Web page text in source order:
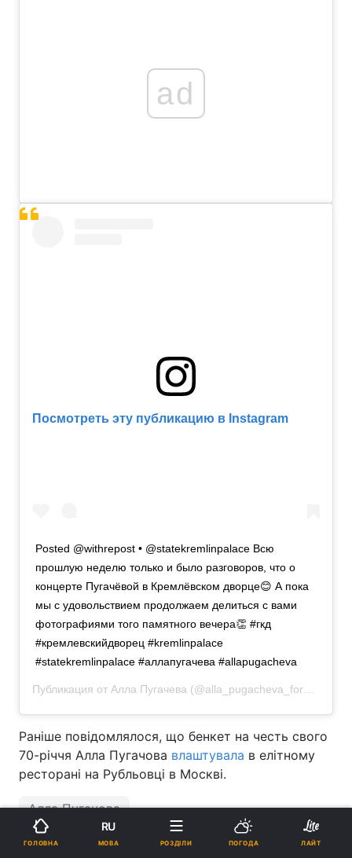
ad
Посмотреть эту публикацию в Instagram
Posted @withrepost • @statekremlinpalace Всю
прошлую неделю только и было разговоров, что о
концерте Пугачёвой в Кремлёвском дворце😊 А пока
мы с удовольствием продолжаем делиться с вами
фотографиями того памятного вечера👏 #гкд
#кремлевскийдворец #kremlinpalace
#statekremlinpalace #аллапугачева #allapugacheva
Публикация от Алла Пугачева (@alla_pugacheva_forum)
Раніше повідомлялося, що бенкет на честь свого
70-річчя Алла Пугачова влаштувала в елітному
ресторані на Рубльовці в Москві.
Алла Пугачова
ГОЛОВНА
RU
МОВА РОЗДІЛИ ПОГОДА ЛАЙТ